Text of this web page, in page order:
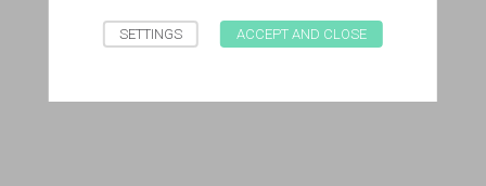
SETTINGS ACCEPT AND CLOSE